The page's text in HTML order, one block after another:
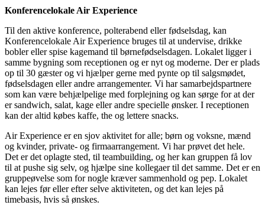
Konferencelokale Air Experience
Til den aktive konference, polterabend eller fødselsdag, kan
Konferencelokale Air Experience bruges til at undervise, drikke
bobler eller spise kagemand til børnefødselsdagen. Lokalet ligger i
samme bygning som receptionen og er nyt og moderne. Der er plads
op til 30 gæster og vi hjælper gerne med pynte op til salgsmødet,
fødselsdagen eller andre arrangementer. Vi har samarbejdspartnere
som kan være behjælpelige med forplejning og kan sørge for at der
er sandwich, salat, kage eller andre specielle ønsker. I receptionen
kan der altid købes kaffe, the og lettere snacks.
Air Experience er en sjov aktivitet for alle; børn og voksne, mænd
og kvinder, private- og firmaarrangement. Vi har prøvet det hele.
Det er det oplagte sted, til teambuilding, og her kan gruppen få lov
til at pushe sig selv, og hjælpe sine kollegaer til det samme. Det er en
gruppeøvelse som for nogle kræver sammenhold og pep. Lokalet
kan lejes før eller efter selve aktiviteten, og det kan lejes på
timebasis, hvis så ønskes.